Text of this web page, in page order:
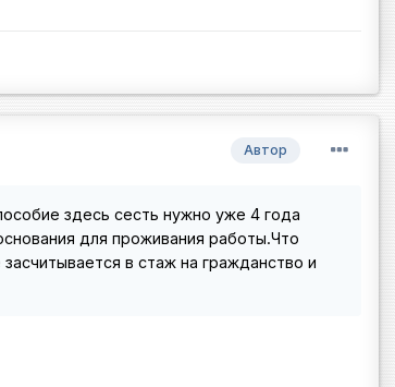
Автор
здесь сесть нужно уже 4 года
для проживания работы.Что
в стаж на гражданство и